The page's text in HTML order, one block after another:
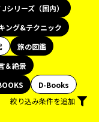
シリーズ（国内）
ング&テクニック
旅の図鑑
＆絶景
D-Books
絞り込み条件を追加